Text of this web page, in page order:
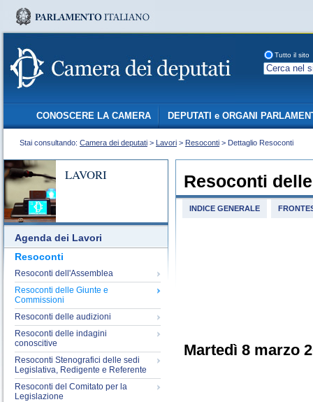
Tutto il sito
CONOSCERE LA CAMERA DEPUTATI e ORGANI
Stai consultando: Camera dei deputati > Lavori > Resoconti > Dettaglio Resoconti
LAVORI
Agenda dei Lavori
Resoconti
Resoconti dell'Assemblea
Resoconti delle Giunte e
Commissioni
Resoconti delle audizioni
Resoconti delle indagini
conoscitive
Resoconti Stenografici delle sedi
Legislativa, Redigente e Referente
Resoconti del Comitato per la
Legislazione
Resoconti
INDICE GENERALE
Martedì 8 marzo